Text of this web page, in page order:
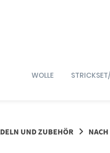
WOLLE
UND ZUBEHÖR